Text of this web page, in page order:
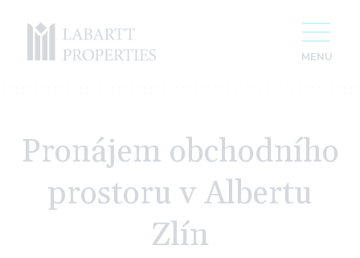
Pronájem obchodního
prostoru v Albertu
Zlín